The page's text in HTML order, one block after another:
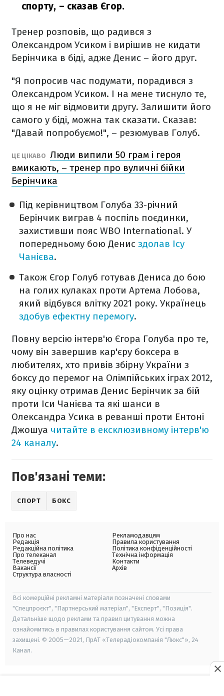
спорту, – сказав Єгор.
Тренер розповів, що радився з
Олександром Усиком і вирішив не кидати
Берінчика в біді, адже Денис – його друг.
"Я попросив час подумати, порадився з
Олександром Усиком. І на мене тиснуло те,
що я не міг відмовити другу. Залишити його
самого у біді, можна так сказати. Сказав:
"Давай попробуємо!", – резюмував Голуб.
ЦЕ ЦІКАВО Люди випили 50 грам і героя
вмикають, – тренер про вуличні бійки
Берінчика
Під керівництвом Голуба 33-річний
Берінчик виграв 4 поспіль поєдинки,
захистивши пояс WBO International. У
попередньому бою Денис здолав Ісу
Чанієва.
Також Єгор Голуб готував Дениса до бою
на голих кулаках проти Артема Лобова,
який відбувся влітку 2021 року. Українець
здобув ефектну перемогу.
Повну версію інтерв'ю Єгора Голуба про те,
чому він завершив кар'єру боксера в
любителях, хто привів збірну України з
боксу до перемог на Олімпійських іграх 2012,
яку оцінку отримав Денис Берінчик за бій
проти Іси Чанієва та які шанси в
Олександра Усика в реванші проти Ентоні
Джошуа читайте в ексклюзивному інтерв'ю
24 каналу.
Пов'язані теми:
СПОРТ БОКС
Про нас
Редакція
Редакційна політика
Про телеканал
Телеведучі
Вакансії
Структура власності
Рекламодавцям
Правила користування
Політика конфіденційності
Технічна інформація
Контакти
Архів
Всі комерційні рекламні матеріали позначені словами
"Спецпроєкт", "Партнерський матеріал", "Експерт", "Позиція".
Детальніше щодо реклами та правил цитування можна
ознайомитись в правилах користування сайтом. Усі права
захищені. © 2005—2021, ПрАТ «Телерадіокомпанія "Люкс"», 24
Канал.